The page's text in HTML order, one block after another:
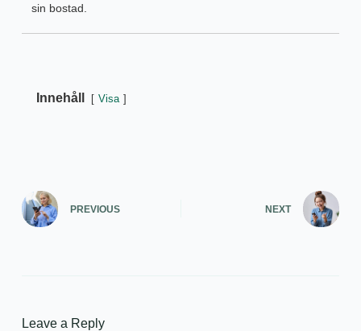
sin bostad.
Innehåll Visa
PREVIOUS NEXT
Leave a Reply